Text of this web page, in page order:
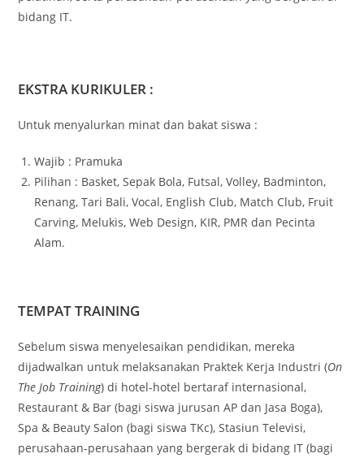
bidang IT.
EKSTRA KURIKULER :
Untuk menyalurkan minat dan bakat siswa :
Wajib : Pramuka
Pilihan : Basket, Sepak Bola, Futsal, Volley, Badminton,
Renang, Tari Bali, Vocal, English Club, Match Club, Fruit
Carving, Melukis, Web Design, KIR, PMR dan Pecinta
Alam.
TEMPAT TRAINING
Sebelum siswa menyelesaikan pendidikan, mereka
dijadwalkan untuk melaksanakan Praktek Kerja Industri (On
The Job Training) di hotel-hotel bertaraf internasional,
Restaurant & Bar (bagi siswa jurusan AP dan Jasa Boga),
Spa & Beauty Salon (bagi siswa TKc), Stasiun Televisi,
perusahaan-perusahaan yang bergerak di bidang IT (bagi